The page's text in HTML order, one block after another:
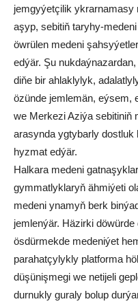
jemgyýetçilik ykrarnamasy
aşyp, sebitiň taryhy-
öwrülen medeni
edýär. Şu
diňe bir ahlaklylyk,
özünde jemlemän, eýsem,
we Merkezi Aziýa sebitiniň
arasynda ygtybarly dostluk
hyzmat edýär.
Halkara medeni
gymmatlyklaryň ähmiýeti
medeni ynamyň berk
jemlenýär. Häzirki
ösdürmekde medeniýet
parahatçylykly platforma
düşünişmegi we netijeli
durnukly guraly bolup